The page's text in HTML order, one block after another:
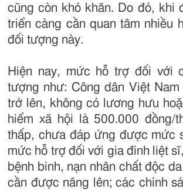
cũng còn khó khăn. Do đó, khi
triển càng cần quan tâm nhiều
đối tượng này.
Hiện nay, mức hỗ trợ đối với
tượng như: Công dân Việt
trở lên, không có lương hưu
hiểm xã hội là 500.000 đồng/
thấp, chưa đáp ứng được mức
mức hỗ trợ đối với gia đình liệt
bệnh binh, nạn nhân chất độc
cần được nâng lên; các chính